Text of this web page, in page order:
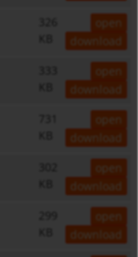
KB
open
download
KB
open
download
KB
open
download
KB
open
download
KB
open
download